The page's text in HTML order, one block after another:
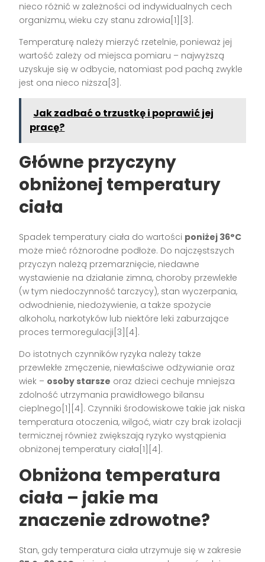
nieco różnić w zależności od indywidualnych cech
organizmu, wieku czy stanu zdrowia[1][3].
Temperaturę należy mierzyć rzetelnie, ponieważ jej
wartość zależy od miejsca pomiaru – najwyższą
uzyskuje się w odbycie, natomiast pod pachą zwykle
jest ona nieco niższa[3].
Jak zadbać o trzustkę i poprawić jej
pracę?
Główne przyczyny
obniżonej temperatury
ciała
Spadek temperatury ciała do wartości poniżej 36°C
może mieć różnorodne podłoże. Do najczęstszych
przyczyn należą przemarznięcie, niedawne
wystawienie na działanie zimna, choroby przewlekłe
(w tym niedoczynność tarczycy), stan wyczerpania,
odwodnienie, niedożywienie, a także spożycie
alkoholu, narkotyków lub niektóre leki zaburzające
proces termoregulacji[3][4].
Do istotnych czynników ryzyka należy także
przewlekłe zmęczenie, niewłaściwe odżywianie oraz
wiek – osoby starsze oraz dzieci cechuje mniejsza
zdolność utrzymania prawidłowego bilansu
cieplnego[1][4]. Czynniki środowiskowe takie jak niska
temperatura otoczenia, wilgoć, wiatr czy brak izolacji
termicznej również zwiększają ryzyko wystąpienia
obniżonej temperatury ciała[1][4].
Obniżona temperatura
ciała – jakie ma
znaczenie zdrowotne?
Stan, gdy temperatura ciała utrzymuje się w zakresie